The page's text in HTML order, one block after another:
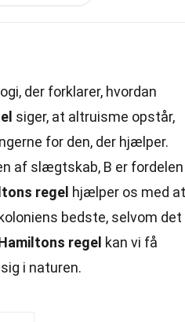
der forklarer, hvordan
siger, at altruisme opstår,
for den, der hjælper.
af slægtskab, B er fordelen
regel hjælper os med at
bedste, selvom det
regel kan vi få
i naturen.